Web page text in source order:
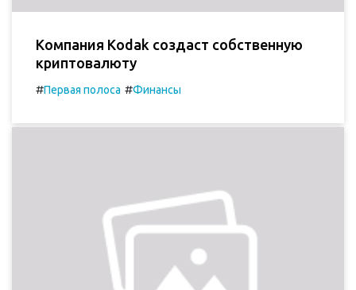
Компания Kodak создаст собственную
криптовалюту‍
#Первая полоса #Финансы